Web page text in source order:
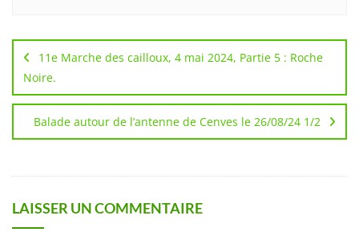
de
l’article
11e Marche des cailloux, 4 mai 2024, Partie 5 : Roche
Noire.
Balade autour de l’antenne de Cenves le 26/08/24 1/2
LAISSER UN COMMENTAIRE